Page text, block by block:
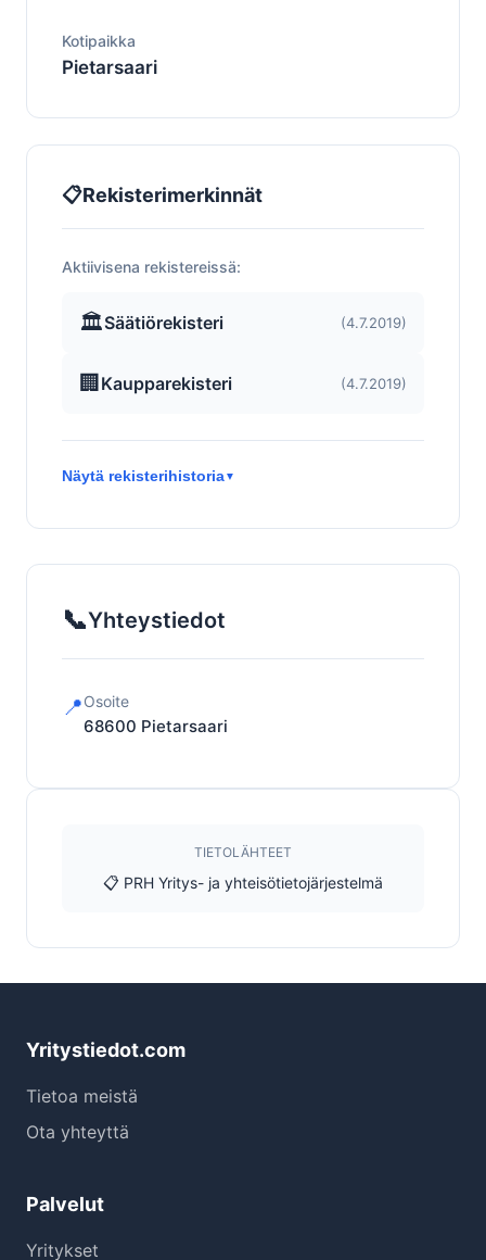
Kotipaikka
Pietarsaari
📋Rekisterimerkinnät
Aktiivisena rekistereissä:
🏛️Säätiörekisteri (4.7.2019)
🏢 Kaupparekisteri (4.7.2019)
Näytä rekisterihistoria▼
📞Yhteystiedot
📍Osoite
68600 Pietarsaari
TIETOLÄHTEET
📋 PRH Yritys- ja yhteisötietojärjestelmä
Yritystiedot.com
Tietoa meistä
Ota yhteyttä
Palvelut
Yritykset